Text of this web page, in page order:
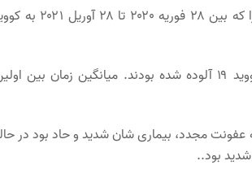
محققان ۱۳۰۰ نفر را شناسایی کردند که مجدداً به کووید ۱۹ آلوده شده بودند.
شدید بود..